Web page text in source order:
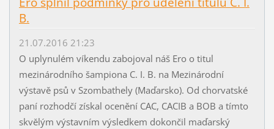
B.
21.07.2016 21:23
O uplynulém víkendu zabojoval náš Ero o titul
mezinárodního šampiona C. I. B. na Mezinárodní
výstavě psů v Szombathely (Maďarsko). Od chorvatské
paní rozhodčí získal ocenění CAC, CACIB a BOB a tímto
skvělým výstavním výsledkem dokončil maďarský